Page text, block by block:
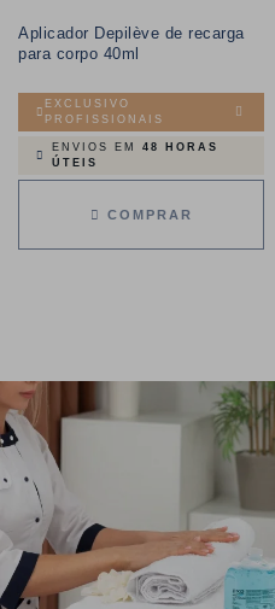
Aplicador Depilève de recarga
para corpo 40ml
EXCLUSIVO
PROFISSIONAIS
ENVIOS EM 48 HORAS
ÚTEIS
COMPRAR